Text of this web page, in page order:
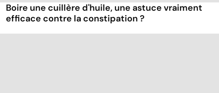
Boire une cuillère d'huile, une astuce vraiment
efficace contre la constipation ?